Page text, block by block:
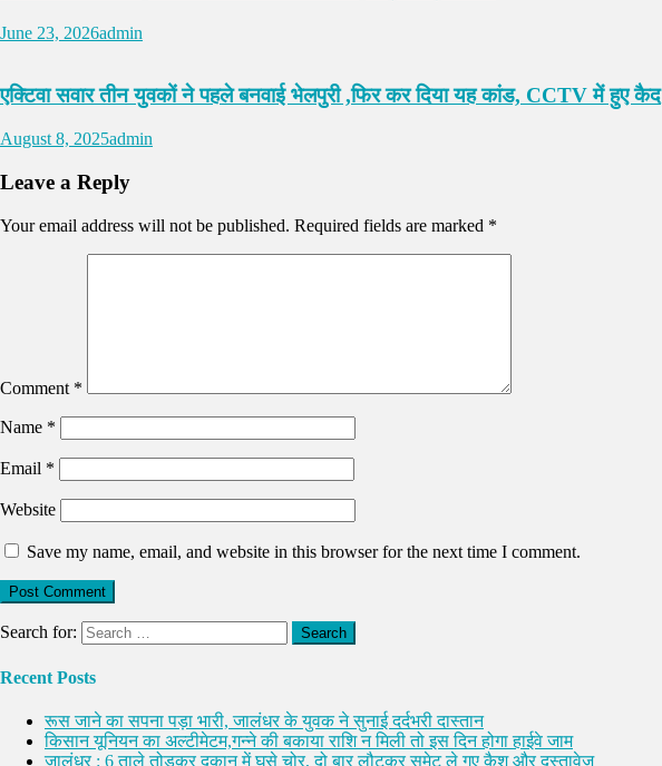
June 23, 2026admin
एक्टिवा सवार तीन युवकों ने पहले बनवाई भेलपुरी ,फिर कर दिया यह कांड, CCTV में हुए कैद
August 8, 2025admin
Leave a Reply
Your email address will not be published. Required fields are marked *
Comment *
Name *
Email *
Website
Save my name, email, and website in this browser for the next time I comment.
Search for:
Recent Posts
रूस जाने का सपना पड़ा भारी, जालंधर के युवक ने सुनाई दर्दभरी दास्तान
किसान यूनियन का अल्टीमेटम,गन्ने की बकाया राशि न मिली तो इस दिन होगा हाईवे जाम
जालंधर : 6 ताले तोड़कर दुकान में घुसे चोर, दो बार लौटकर समेट ले गए कैश और दस्तावेज